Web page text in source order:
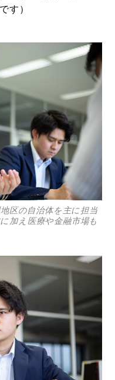
す）
区の自治体を主に担当
加え医療や金融市場も